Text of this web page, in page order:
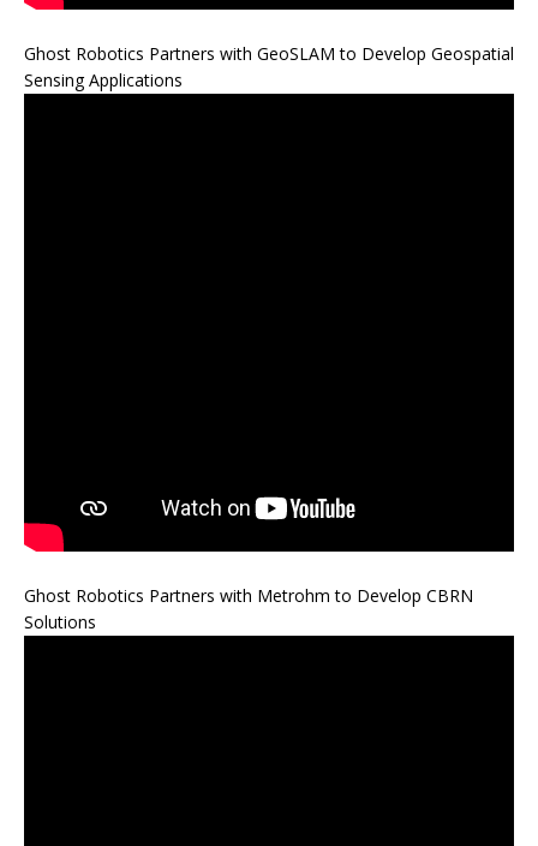
Ghost Robotics Partners with GeoSLAM to Develop Geospatial
Sensing Applications
Ghost Robotics Partners with Metrohm to Develop CBRN
Solutions